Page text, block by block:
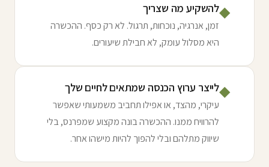
◆להשקיע מה שצריך
זמן, אנרגיה, נוכחות, תרגול. לא רק כסף. ההכשרה
היא מסלול עומק, לא חבילת שיעורים.
◆לייצר ערוץ הכנסה שמתאים לחיים שלך
עיקרי, מהצד, או אפילו תחביב משמעותי שאפשר
להרוויח ממנו. ההכשרה בונה מקצוע שמפרנס, בלי
שיווק מתלהם ובלי להפוך להיות מישהו אחר.